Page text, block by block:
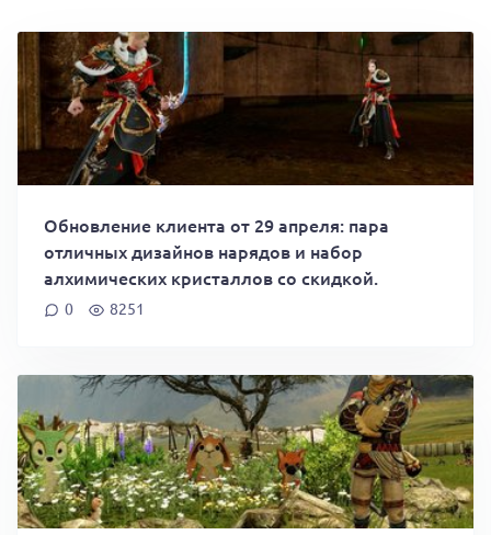
Обновление клиента от 29 апреля: пара
отличных дизайнов нарядов и набор
алхимических кристаллов со скидкой.
0 8251